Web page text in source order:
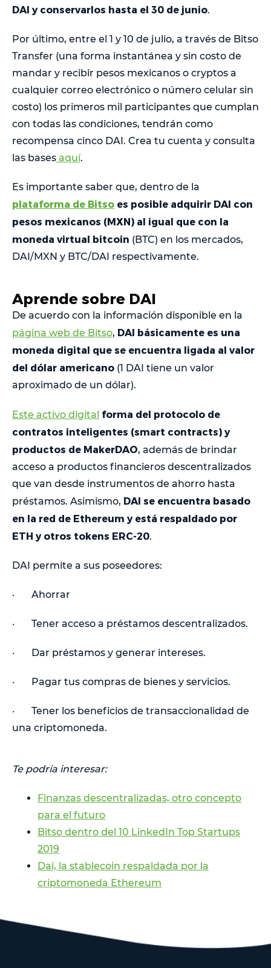
DAI y conservarlos hasta el 30 de junio.
Por último, entre el 1 y 10 de julio, a través de Bitso
Transfer (una forma instantánea y sin costo de
mandar y recibir pesos mexicanos o cryptos a
cualquier correo electrónico o número celular sin
costo) los primeros mil participantes que cumplan
con todas las condiciones, tendrán como
recompensa cinco DAI. Crea tu cuenta y consulta
las bases aquí.
Es importante saber que, dentro de la
plataforma de Bitso es posible adquirir DAI con
pesos mexicanos (MXN) al igual que con la
moneda virtual bitcoin (BTC) en los mercados,
DAI/MXN y BTC/DAI respectivamente.
Aprende sobre DAI
De acuerdo con la información disponible en la
página web de Bitso, DAI básicamente es una
moneda digital que se encuentra ligada al valor
del dólar americano (1 DAI tiene un valor
aproximado de un dólar).
Este activo digital forma del protocolo de
contratos inteligentes (smart contracts) y
productos de MakerDAO, además de brindar
acceso a productos financieros descentralizados
que van desde instrumentos de ahorro hasta
préstamos. Asimismo, DAI se encuentra basado
en la red de Ethereum y está respaldado por
ETH y otros tokens ERC-20.
DAI permite a sus poseedores:
· Ahorrar
· Tener acceso a préstamos descentralizados.
· Dar préstamos y generar intereses.
· Pagar tus compras de bienes y servicios.
· Tener los beneficios de transaccionalidad de
una criptomoneda.
Te podría interesar:
Finanzas descentralizadas, otro concepto
para el futuro
Bitso dentro del 10 LinkedIn Top Startups
2019
Dai, la stablecoin respaldada por la
criptomoneda Ethereum